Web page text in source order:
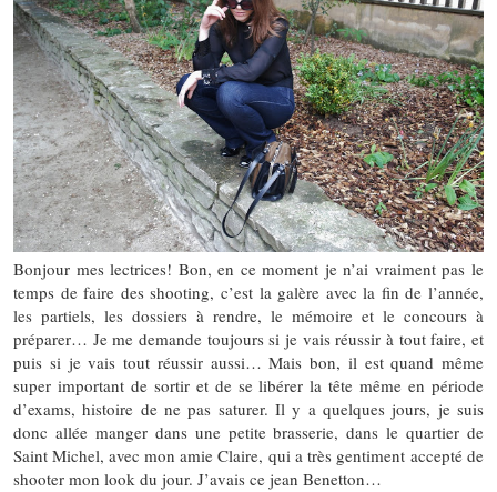
Bonjour mes lectrices! Bon, en ce moment je n’ai vraiment pas le
temps de faire des shooting, c’est la galère avec la fin de l’année,
les partiels, les dossiers à rendre, le mémoire et le concours à
préparer… Je me demande toujours si je vais réussir à tout faire, et
puis si je vais tout réussir aussi… Mais bon, il est quand même
super important de sortir et de se libérer la tête même en période
d’exams, histoire de ne pas saturer. Il y a quelques jours, je suis
donc allée manger dans une petite brasserie, dans le quartier de
Saint Michel, avec mon amie Claire, qui a très gentiment accepté de
shooter mon look du jour. J’avais ce jean Benetton…